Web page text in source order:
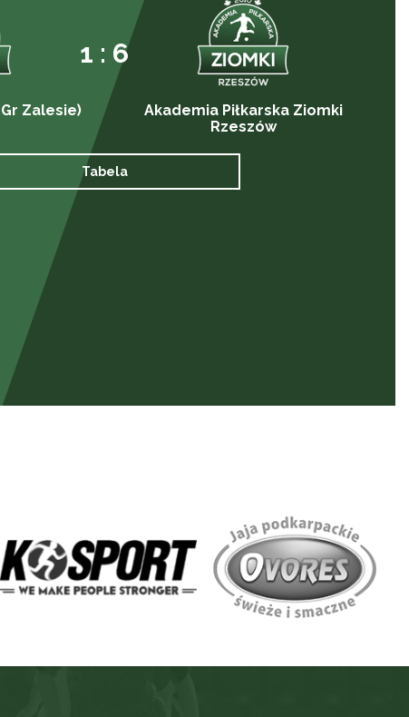
1 : 6
Zalesie)
Akademia Piłkarska Ziomki
Rzeszów
Tabela